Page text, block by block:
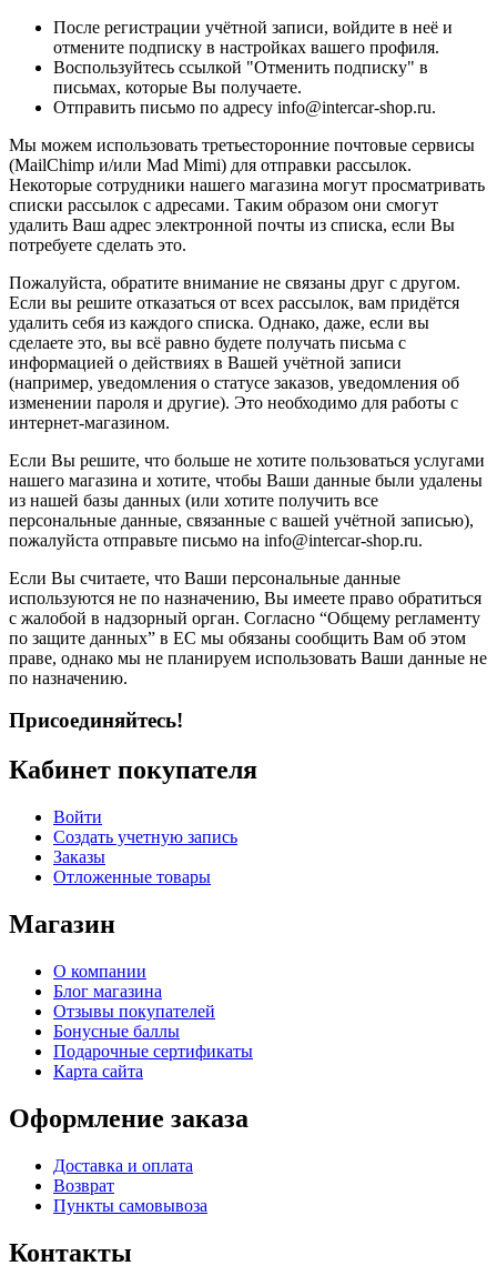
После регистрации учётной записи, войдите в неё и
отмените подписку в настройках вашего профиля.
Воспользуйтесь ссылкой "Отменить подписку" в
письмах, которые Вы получаете.
Отправить письмо по адресу info@intercar-shop.ru.
Мы можем использовать третьесторонние почтовые сервисы
(MailChimp и/или Mad Mimi) для отправки рассылок.
Некоторые сотрудники нашего магазина могут просматривать
списки рассылок с адресами. Таким образом они смогут
удалить Ваш адрес электронной почты из списка, если Вы
потребуете сделать это.
Пожалуйста, обратите внимание не связаны друг с другом.
Если вы решите отказаться от всех рассылок, вам придётся
удалить себя из каждого списка. Однако, даже, если вы
сделаете это, вы всё равно будете получать письма с
информацией о действиях в Вашей учётной записи
(например, уведомления о статусе заказов, уведомления об
изменении пароля и другие). Это необходимо для работы с
интернет-магазином.
Если Вы решите, что больше не хотите пользоваться услугами
нашего магазина и хотите, чтобы Ваши данные были удалены
из нашей базы данных (или хотите получить все
персональные данные, связанные с вашей учётной записью),
пожалуйста отправьте письмо на info@intercar-shop.ru.
Если Вы считаете, что Ваши персональные данные
используются не по назначению, Вы имеете право обратиться
с жалобой в надзорный орган. Согласно “Общему регламенту
по защите данных” в ЕС мы обязаны сообщить Вам об этом
праве, однако мы не планируем использовать Ваши данные не
по назначению.
Присоединяйтесь!
Кабинет покупателя
Войти
Создать учетную запись
Заказы
Отложенные товары
Магазин
О компании
Блог магазина
Отзывы покупателей
Бонусные баллы
Подарочные сертификаты
Карта сайта
Оформление заказа
Доставка и оплата
Возврат
Пункты самовывоза
Контакты